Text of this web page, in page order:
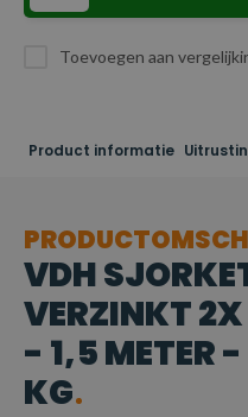
Toevoegen aan
Product informatie
VDH
VERZINKT
- 1,5 METER
KG